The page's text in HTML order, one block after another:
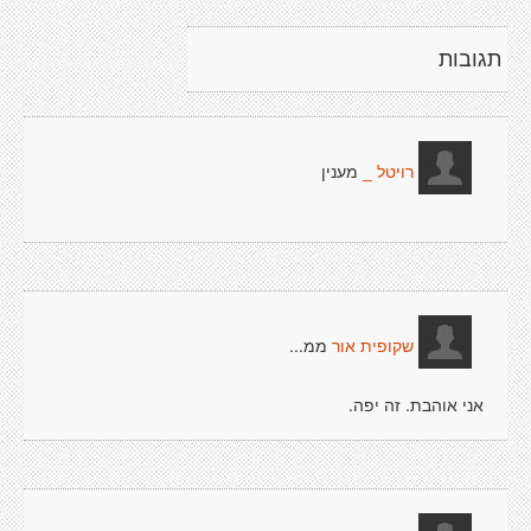
תגובות
רויטל _ מענין
שקופית אור ממ...
אני אוהבת. זה יפה.